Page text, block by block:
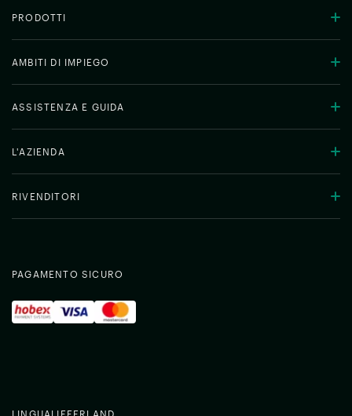
PRODOTTI
AMBITI DI IMPIEGO
ASSISTENZA E GUIDA
L'AZIENDA
RIVENDITORI
PAGAMENTO SICURO
LINGUA LIEFERLAND